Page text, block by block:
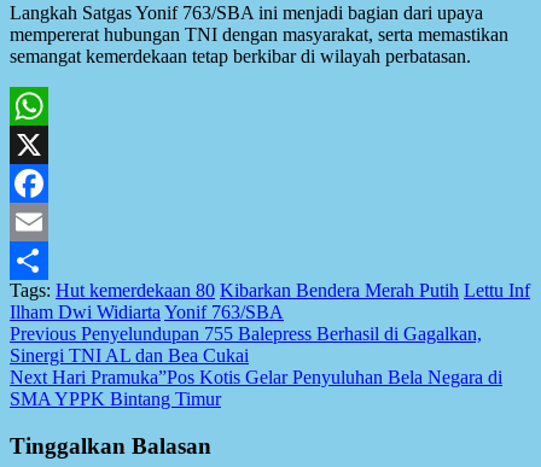
Langkah Satgas Yonif 763/SBA ini menjadi bagian dari upaya
mempererat hubungan TNI dengan masyarakat, serta memastikan
semangat kemerdekaan tetap berkibar di wilayah perbatasan.
WhatsApp
X
Facebook
Email
Share
Tags: Hut kemerdekaan 80 Kibarkan Bendera Merah Putih Lettu Inf
Ilham Dwi Widiarta Yonif 763/SBA
Post
navigation
Previous Penyelundupan 755 Balepress Berhasil di Gagalkan,
Sinergi TNI AL dan Bea Cukai
Next Hari Pramuka”Pos Kotis Gelar Penyuluhan Bela Negara di
SMA YPPK Bintang Timur
Tinggalkan Balasan